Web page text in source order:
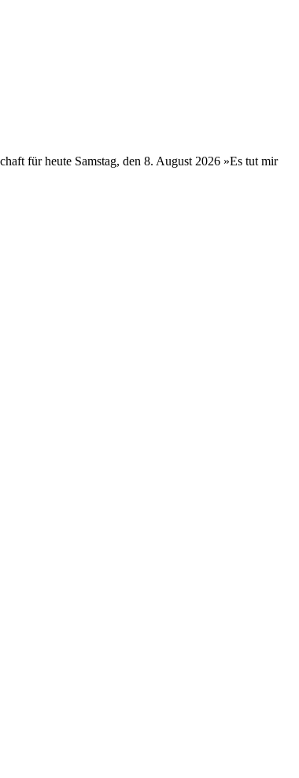
für heute Samstag, den 8. August 2026 »Es tut mir